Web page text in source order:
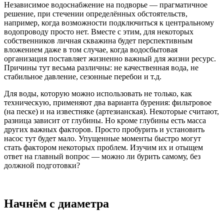
Независимое водоснабжение на подворье — прагматичное
решение, при стечении определённых обстоятельств,
например, когда возможности подключиться к центральному
водопроводу просто нет. Вместе с этим, для некоторых
собственников личная скважина будет перспективным
вложением даже в том случае, когда водосбытовая
организация поставляет жизненно важный для жизни ресурс.
Причины тут весьма различны: не качественная вода, не
стабильное давление, сезонные перебои и т.д.
Для воды, которую можно использовать не только, как
техническую, применяют два варианта бурения: фильтровое
(на песке) и на известняке (артезианская). Некоторые считают,
разница зависит от глубины. Но кроме глубины есть масса
других важных факторов. Просто пробурить и установить
насос тут будет мало. Упущенные моменты быстро могут
стать фактором некоторых проблем. Изучим их и отыщем
ответ на главный вопрос — можно ли бурить самому, без
должной подготовки?
Начнём с диаметра